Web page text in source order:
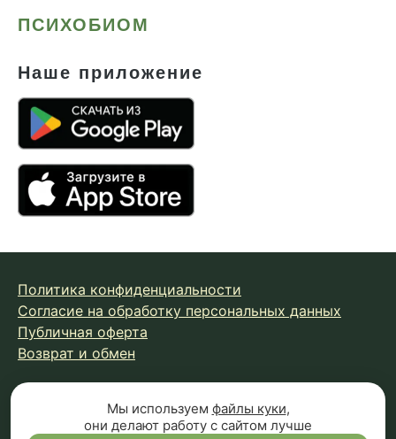
ПСИХОБИОМ
Наше приложение
Политика конфиденциальности
Согласие на обработку персональных данных
Публичная оферта
Возврат и обмен
© 2026 Fungiline — зарегистрированная торговая марка.
Копирование материалов с сайта запрещено.
Мы используем файлы куки,
они делают работу с сайтом лучше